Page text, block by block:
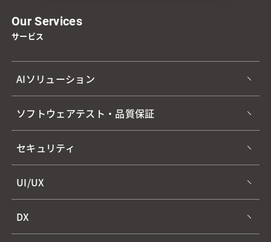
Our Services
サービス
AIソリューション
ソフトウェアテスト・品質保証
セキュリティ
UI/UX
DX